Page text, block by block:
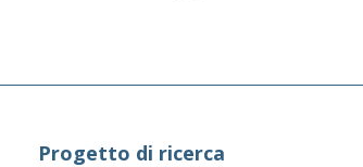
Progetto di ricerca